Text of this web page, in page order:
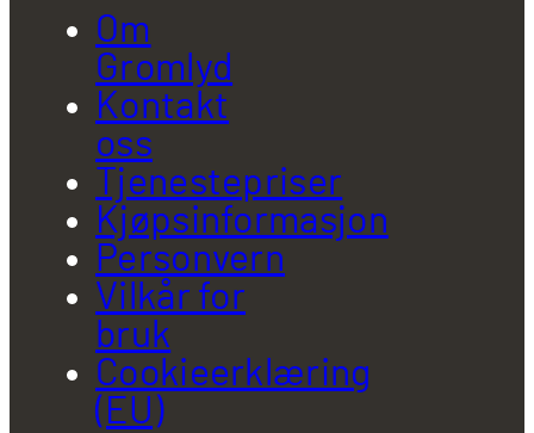
Om
Gromlyd
Kontakt
oss
Tjenestepriser
Kjøpsinformasjon
Personvern
Vilkår for
bruk
Cookieerklæring
(EU)